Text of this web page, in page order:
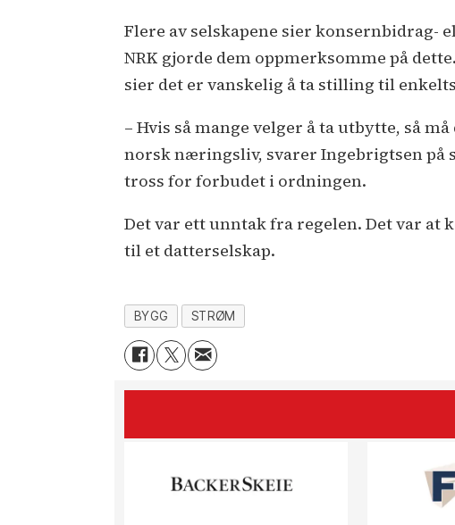
Flere av selskapene sier konsernbidrag-
NRK gjorde dem oppmerksomme på
sier det er vanskelig å ta stilling til
– Hvis så mange velger å ta utbytte, så
norsk næringsliv, svarer Ingebrigtsen på
tross for forbudet i ordningen.
Det var ett unntak fra regelen. Det var
til et datterselskap.
BYGG STRØM